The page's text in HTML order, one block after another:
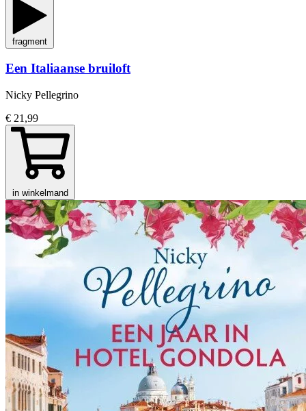
fragment
Een Italiaanse bruiloft
Nicky Pellegrino
€ 21,99
in winkelmand